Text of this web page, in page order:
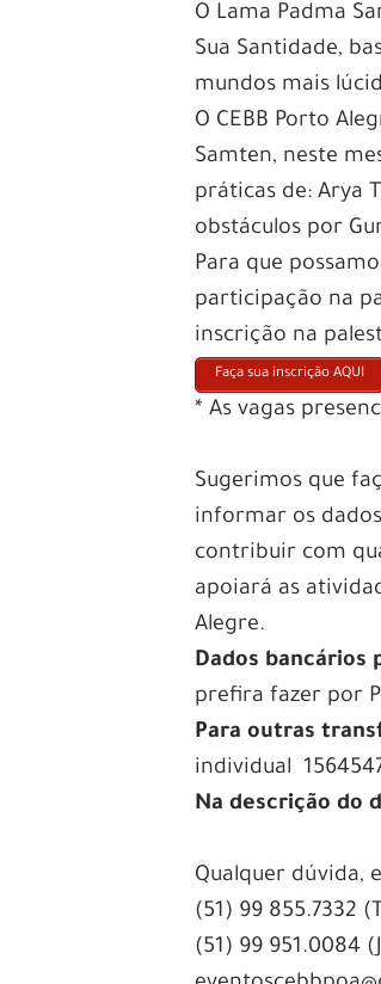
O Lama Padma
Sua Santidade,
mundos mais
O CEBB Porto
Samten, neste
práticas de: Arya
obstáculos por
Para que
participação na
inscrição na
Faça sua inscrição AQUI
* As vagas
Sugerimos que
informar os
contribuir com
apoiará as
Alegre.
Dados bancários
prefira fazer por
Para outras
individual
Na descrição do
Qualquer dúvida,
(51) 99 855.7332
(51) 99 951.0084